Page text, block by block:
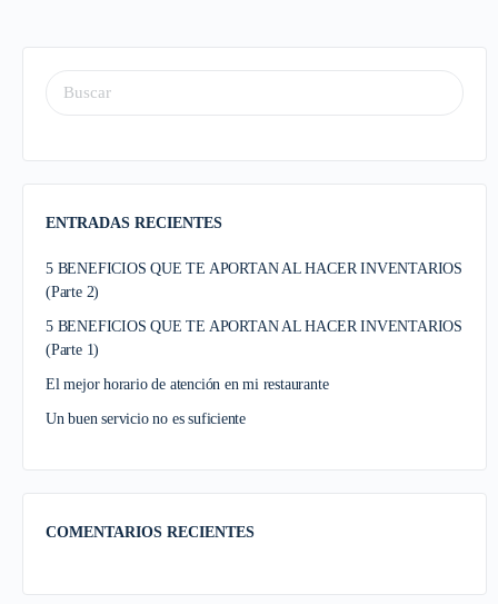
ENTRADAS RECIENTES
5 BENEFICIOS QUE TE APORTAN AL HACER INVENTARIOS
(Parte 2)
5 BENEFICIOS QUE TE APORTAN AL HACER INVENTARIOS
(Parte 1)
El mejor horario de atención en mi restaurante
Un buen servicio no es suficiente
COMENTARIOS RECIENTES